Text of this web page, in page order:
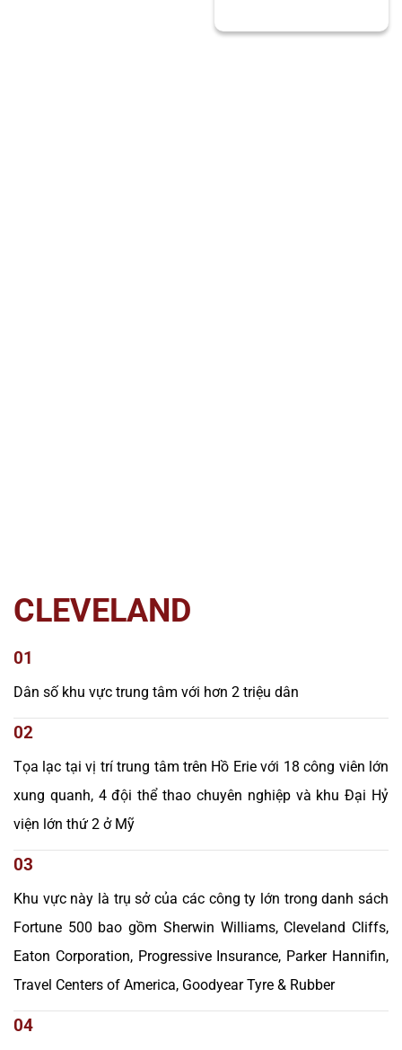
CLEVELAND
01
Dân số khu vực trung tâm với hơn 2 triệu dân
02
Tọa lạc tại vị trí trung tâm trên Hồ Erie với 18 công viên lớn
xung quanh, 4 đội thể thao chuyên nghiệp và khu Đại Hỷ
viện lớn thứ 2 ở Mỹ
03
Khu vực này là trụ sở của các công ty lớn trong danh sách
Fortune 500 bao gồm Sherwin Williams, Cleveland Cliffs,
Eaton Corporation, Progressive Insurance, Parker Hannifin,
Travel Centers of America, Goodyear Tyre & Rubber
04